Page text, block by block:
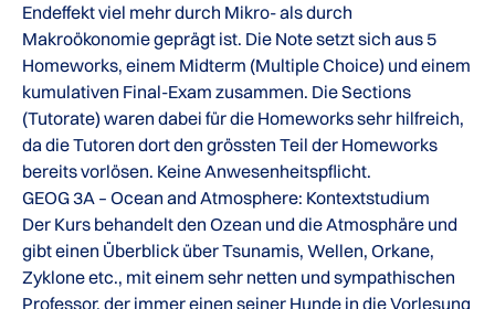
Endeffekt viel mehr durch Mikro- als durch
Makroökonomie geprägt ist. Die Note setzt sich aus 5
Homeworks, einem Midterm (Multiple Choice) und einem
kumulativen Final-Exam zusammen. Die Sections
(Tutorate) waren dabei für die Homeworks sehr hilfreich,
da die Tutoren dort den grössten Teil der Homeworks
bereits vorlösen. Keine Anwesenheitspflicht.
GEOG 3A – Ocean and Atmosphere: Kontextstudium
Der Kurs behandelt den Ozean und die Atmosphäre und
gibt einen Überblick über Tsunamis, Wellen, Orkane,
Zyklone etc., mit einem sehr netten und sympathischen
Professor, der immer einen seiner Hunde in die Vorlesung